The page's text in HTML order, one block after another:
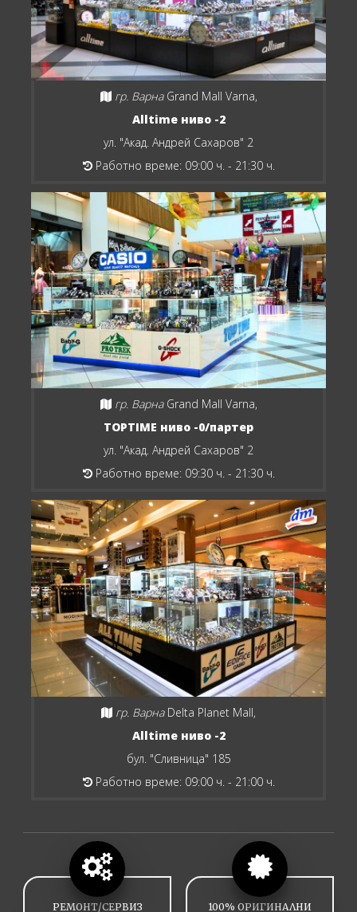
гр. Варна Grand Mall Varna,
Alltime ниво -2
ул. "Акад. Андрей Сахаров" 2
Работно време: 09:00 ч. - 21:30 ч.
гр. Варна Grand Mall Varna,
TOPTIME ниво -0/партер
ул. "Акад. Андрей Сахаров" 2
Работно време: 09:30 ч. - 21:30 ч.
гр. Варна Delta Planet Mall,
Alltime ниво -2
бул. "Сливница" 185
Работно време: 09:00 ч. - 21:00 ч.
РЕМОНТ/СЕРВИЗ 100% ОРИГИНАЛНИ